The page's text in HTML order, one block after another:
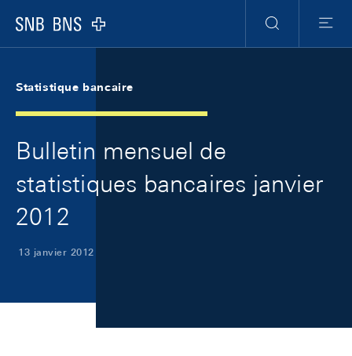
Logo
RechercheMenu
Statistique bancaire
Bulletin mensuel de
statistiques bancaires janvier
2012
13 janvier 2012